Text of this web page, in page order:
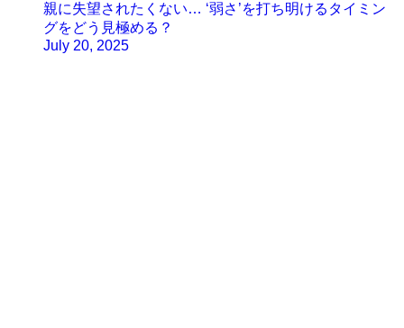
親に失望されたくない… ‘弱さ’を打ち明けるタイミン
グをどう見極める？
July 20, 2025